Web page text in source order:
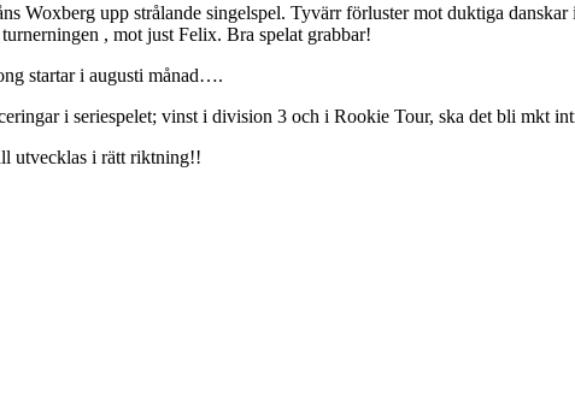
Woxberg upp strålande singelspel. Tyvärr förluster mot duktiga
, mot just Felix. Bra spelat grabbar!
startar i augusti månad….
i seriespelet; vinst i division 3 och i Rookie Tour, ska det bli mkt
utvecklas i rätt riktning!!